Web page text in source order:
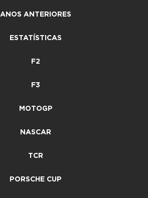
ANOS ANTERIORES
ESTATÍSTICAS
F2
F3
MOTOGP
NASCAR
TCR
PORSCHE CUP